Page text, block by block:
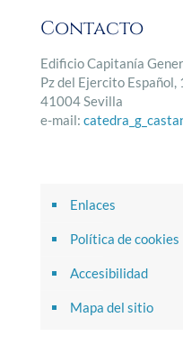
Contacto
Edificio Capitanía
Pz del Ejercito Español,
41004 Sevilla
e-mail:
Enlaces
Política de cookies
Accesibilidad
Mapa del sitio